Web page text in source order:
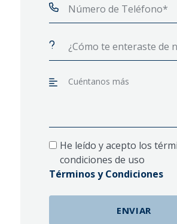
He leído y acepto los
condiciones de uso
Términos y Condiciones